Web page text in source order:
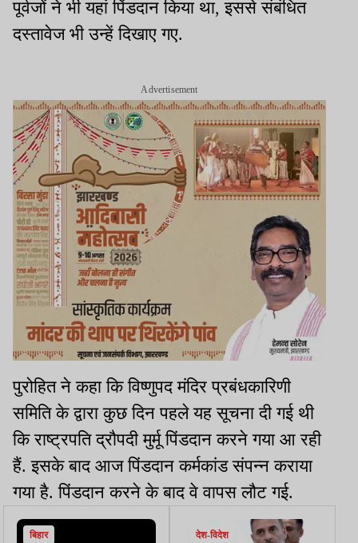
पूर्वजों ने भी यहां पिंडदान किया था, इससे संबंधित
दस्तावेज भी उन्हें दिखाए गए.
Advertisement
पुरोहित ने कहा कि विष्णुपद मंदिर प्रबंधकारिणी
समिति के द्वारा कुछ दिन पहले यह सूचना दी गई थी
कि राष्ट्रपति द्रौपदी मुर्मू पिंडदान करने गया आ रही
हैं. इसके बाद आज पिंडदान कर्मकांड संपन्न कराया
गया है. पिंडदान करने के बाद वे वापस लौट गई.
बिहार देश-विदेश